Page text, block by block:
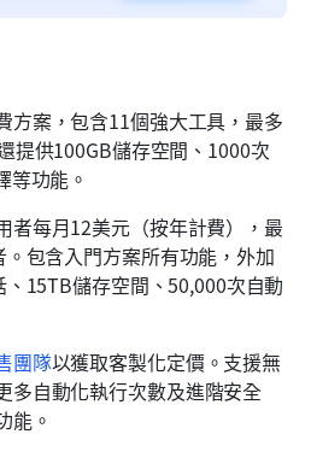
方案，包含11個強大工具，最多
提供100GB儲存空間、1000次
等功能。
者每月12美元（按年計費），最
包含入門方案所有功能，外加
15TB儲存空間、50,000次自動
團隊以獲取客製化定價。支援無
多自動化執行次數及進階安全
能。